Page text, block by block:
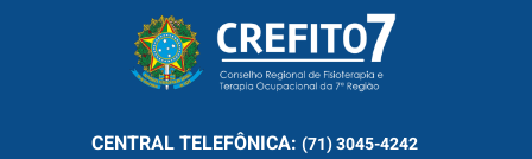
CENTRALTELEFÔNICA: (71) 3045-4242